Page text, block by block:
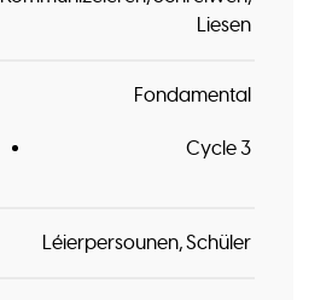
Liesen
Fondamental
Cycle 3
Léierpersounen Schüler